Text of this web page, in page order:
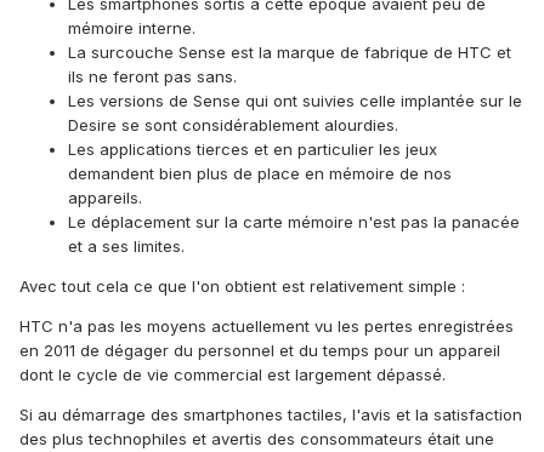
Les smartphones sortis à cette époque avaient peu de
mémoire interne.
La surcouche Sense est la marque de fabrique de HTC et
ils ne feront pas sans.
Les versions de Sense qui ont suivies celle implantée sur le
Desire se sont considérablement alourdies.
Les applications tierces et en particulier les jeux
demandent bien plus de place en mémoire de nos
appareils.
Le déplacement sur la carte mémoire n'est pas la panacée
et a ses limites.
Avec tout cela ce que l'on obtient est relativement simple :
HTC n'a pas les moyens actuellement vu les pertes enregistrées
en 2011 de dégager du personnel et du temps pour un appareil
dont le cycle de vie commercial est largement dépassé.
Si au démarrage des smartphones tactiles, l'avis et la satisfaction
des plus technophiles et avertis des consommateurs était une